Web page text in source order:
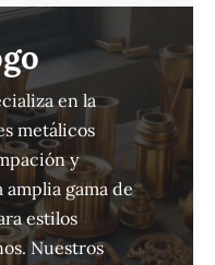
en la
metálicos
y
gama de
estilos
Nuestros